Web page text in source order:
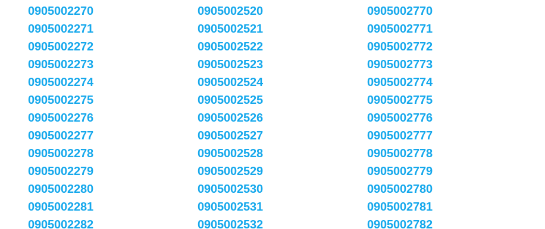
0905002270
0905002271
0905002272
0905002273
0905002274
0905002275
0905002276
0905002277
0905002278
0905002279
0905002280
0905002281
0905002282
0905002520
0905002521
0905002522
0905002523
0905002524
0905002525
0905002526
0905002527
0905002528
0905002529
0905002530
0905002531
0905002532
0905002770
0905002771
0905002772
0905002773
0905002774
0905002775
0905002776
0905002777
0905002778
0905002779
0905002780
0905002781
0905002782